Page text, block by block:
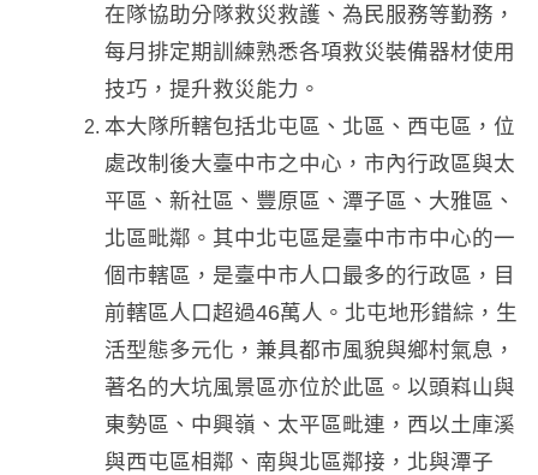
在隊協助分隊救災救護、為民服務等勤務，
每月排定期訓練熟悉各項救災裝備器材使用
技巧，提升救災能力。
本大隊所轄包括北屯區、北區、西屯區，位
處改制後大臺中市之中心，市內行政區與太
平區、新社區、豐原區、潭子區、大雅區、
北區毗鄰。其中北屯區是臺中市市中心的一
個市轄區，是臺中市人口最多的行政區，目
前轄區人口超過46萬人。北屯地形錯綜，生
活型態多元化，兼具都市風貌與鄉村氣息，
著名的大坑風景區亦位於此區。以頭嵙山與
東勢區、中興嶺、太平區毗連，西以土庫溪
與西屯區相鄰、南與北區鄰接，北與潭子